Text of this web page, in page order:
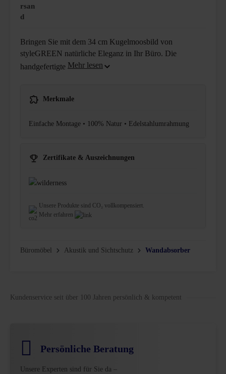
rsan
d
Bringen Sie mit dem 34 cm Kugelmoosbild von
styleGREEN natürliche Eleganz in Ihr Büro. Die
handgefertigte
Merkmale
Einfache Montage • 100% Natur • Edelstahlumrahmung
Zertifikate & Auszeichnungen
Unsere Produkte sind CO₂ vollkompensiert.
Mehr erfahren
Büromöbel Akustik und Sichtschutz Wandabsorber
Kundenservice seit über 100 Jahren persönlich & kompetent
Persönliche Beratung
Unsere Experten sind für Sie da –